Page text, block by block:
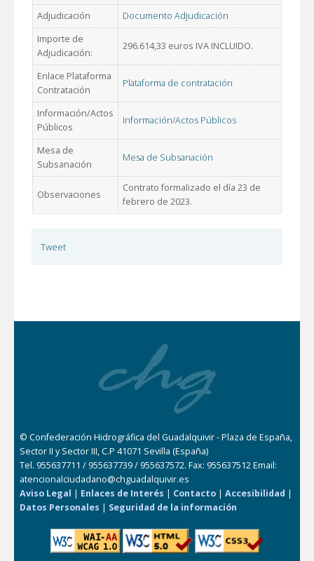
Adjudicación
Documento Adjudicación
Importe de
Adjudicación:
296.614,33 euros IVA INCLUIDO.
Enlace Plataforma
Contratación
Plataforma de contratación
Información/Actos
Públicos
Información/Actos Públicos
Mesa de
Subsanación
Mesa de Subsanación
Observaciones
Contrato formalizado el día 23 de
febrero de 2023.
Tweet
© Confederación Hidrográfica del Guadalquivir - Plaza de España,
Sector II y Sector III, C.P 41071 Sevilla (España)
Tel. 955637711 / 955637739 / 955637572. Fax: 955637512 Email:
atencionalciudadano@chguadalquivir.es
Aviso Legal | Enlaces de Interés | Contacto |Accesibilidad |
Datos Personales | Seguridad de la información